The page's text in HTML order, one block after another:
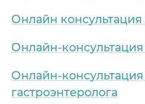
Онлайн
Онлайн-консультация
Онлайн-консультация
гастроэнтеролога